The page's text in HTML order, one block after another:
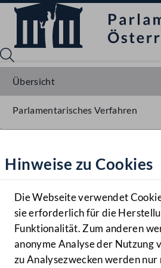
Hilfe
Benutzer
Navigationsmenü öffnen
MENÜ
Hinweise zu Cookies
Die Webseite verwendet
sie erforderlich für die
Funktionalität. Zum anderen
anonyme Analyse der Nutzung
zu Analysezwecken werden nur
Übersicht
Parlamentarisches Verfahren